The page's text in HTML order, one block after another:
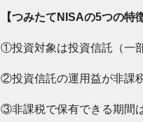
【つみたてNISAの5つの特
①投資対象は投資信託（一
②投資信託の運用益が非課
③非課税で保有できる期間